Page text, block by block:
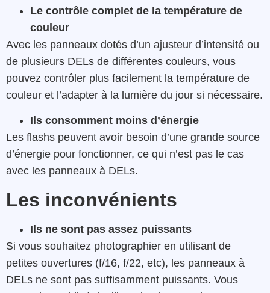
Le contrôle complet de la température de
couleur
Avec les panneaux dotés d’un ajusteur d’intensité ou
de plusieurs DELs de différentes couleurs, vous
pouvez contrôler plus facilement la température de
couleur et l’adapter à la lumière du jour si nécessaire.
Ils consomment moins d’énergie
Les flashs peuvent avoir besoin d’une grande source
d’énergie pour fonctionner, ce qui n’est pas le cas
avec les panneaux à DELs.
Les inconvénients
Ils ne sont pas assez puissants
Si vous souhaitez photographier en utilisant de
petites ouvertures (f/16, f/22, etc), les panneaux à
DELs ne sont pas suffisamment puissants. Vous